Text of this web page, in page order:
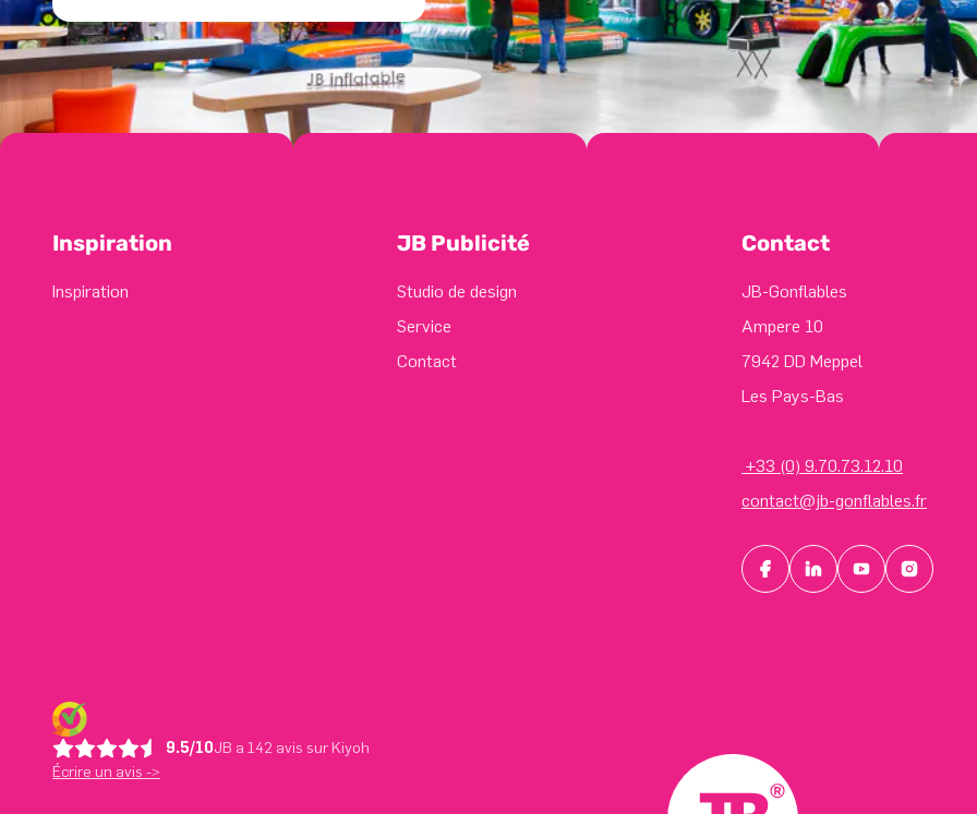
Inspiration
Inspiration
JB Publicité
Studio de design
Service
Contact
Contact
JB-Gonflables
Ampere 10
7942 DD Meppel
Les Pays-Bas
+33 (0) 9.70.73.12.10
contact@jb-gonflables.fr
9.5/10JB a 142 avis sur Kiyoh
Écrire un avis ->